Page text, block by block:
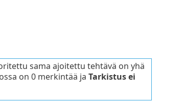
sama ajoitettu tehtävä on yhä
on 0 merkintää ja Tarkistus ei